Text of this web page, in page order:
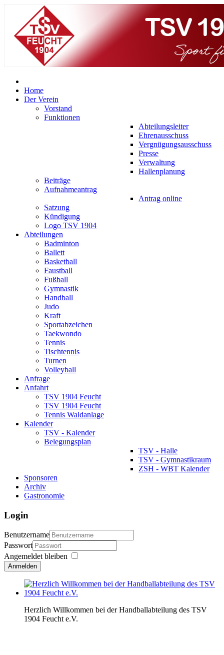
Home
Der Verein
Vorstand
Funktionen
Abteilungsleiter
Ehrenausschuss
Vergnügungsausschuss
Presse
Verwaltung
Hallenplanung
Beiträge
Aufnahmeantrag
Antrag online
Satzung
Kündigung
Logo TSV 1904
Abteilungen
Badminton
Ballett
Basketball
Faustball
Fußball
Gymnastik
Handball
Judo
Kraft
Sportabzeichen
Taekwondo
Tennis
Tischtennis
Turnen
Volleyball
Anfrage
Anfahrt
TSV 1904 Feucht
TSV 1904 Feucht
Tennis Waldanlage
Kalender
TSV - Kalender
Belegungsplan
TSV - Halle
TSV - Gymnastikraum
ZSH - WBT Kalender
Sponsoren
Archiv
Gastronomie
Login
Benutzername
Passwort
Angemeldet bleiben
Anmelden
Herzlich Willkommen bei der Handballabteilung des TSV
1904 Feucht e.V.